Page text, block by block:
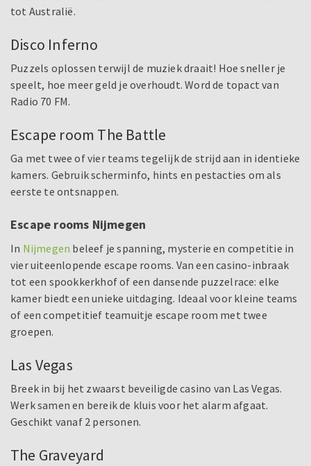
tot Australië.
Disco Inferno
Puzzels oplossen terwijl de muziek draait! Hoe sneller je
speelt, hoe meer geld je overhoudt. Word de topact van
Radio 70 FM.
Escape room The Battle
Ga met twee of vier teams tegelijk de strijd aan in identieke
kamers. Gebruik scherminfo, hints en pestacties om als
eerste te ontsnappen.
Escape rooms Nijmegen
In Nijmegen beleef je spanning, mysterie en competitie in
vier uiteenlopende escape rooms. Van een casino-inbraak
tot een spookkerkhof of een dansende puzzelrace: elke
kamer biedt een unieke uitdaging. Ideaal voor kleine teams
of een competitief teamuitje escape room met twee
groepen.
Las Vegas
Breek in bij het zwaarst beveiligde casino van Las Vegas.
Werk samen en bereik de kluis voor het alarm afgaat.
Geschikt vanaf 2 personen.
The Graveyard